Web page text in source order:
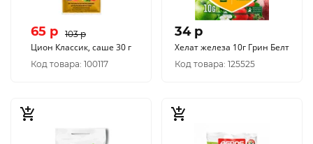
65 p 103 p
Цион Классик, саше 30 г
Код товара: 100117
34 p
Хелат железа 10г Грин Белт
Код товара: 125525